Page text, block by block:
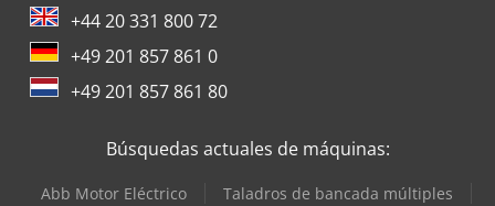
+44 20 331 800 72
+49 201 857 861 0
+49 201 857 861 80
Búsquedas actuales de máquinas:
Abb Motor Eléctrico
Taladros de bancada múltiples